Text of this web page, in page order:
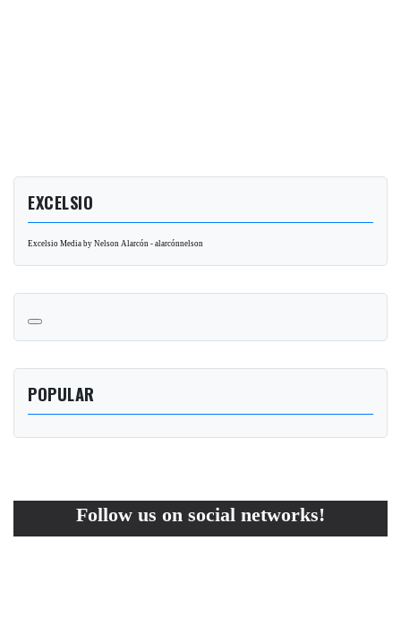
EXCELSIO
Excelsio Media by Nelson Alarcón - alarcónnelson
POPULAR
Follow us on social networks!